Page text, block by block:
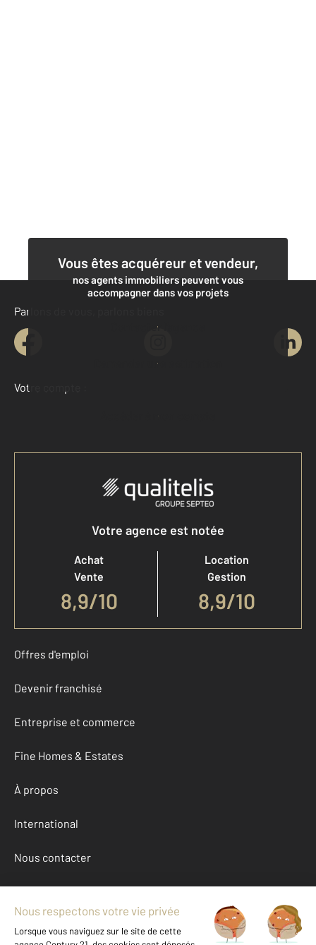
Vous êtes acquéreur et vendeur,
nos agents immobiliers peuvent vous
accompagner dans vos projets
Contacter l'agence
Demander une estimation
Parlons de vous, parlons biens
Votre compte :
Accéder à mon compte
Votre agence est notée
Achat
Vente
8,9/10
Location
Gestion
8,9/10
Offres d'emploi
Devenir franchisé
Entreprise et commerce
Fine Homes & Estates
À propos
International
Nous contacter
Mentions légales & CGU et Barèmes d'honoraires
Données personnelles